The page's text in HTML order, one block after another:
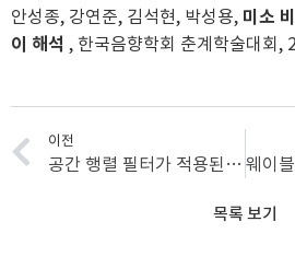
안성종, 강연준, 김석현, 박성용, 미소
이 해석 , 한국음향학회 춘계학술대회,
이전
공간 행렬 필터가 적용된 시간 지연 빔형성을 이용한 소음원 규명
목록 보기